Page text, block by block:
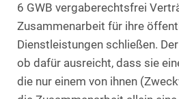
6 GWB vergaberechtsfrei
Zusammenarbeit für ihre
Dienstleistungen schließen.
ob dafür ausreicht, dass sie
die nur einem von ihnen